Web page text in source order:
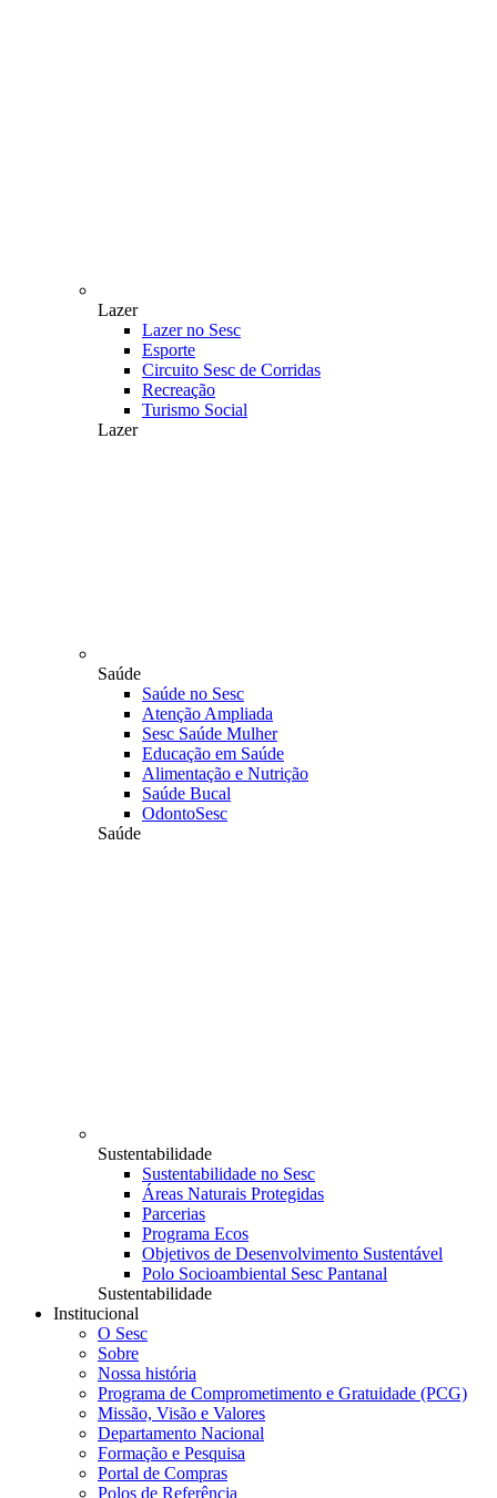
Lazer
Lazer no Sesc
Esporte
Circuito Sesc de Corridas
Recreação
Turismo Social
Lazer
Saúde
Saúde no Sesc
Atenção Ampliada
Sesc Saúde Mulher
Educação em Saúde
Alimentação e Nutrição
Saúde Bucal
OdontoSesc
Saúde
Sustentabilidade
Sustentabilidade no Sesc
Áreas Naturais Protegidas
Parcerias
Programa Ecos
Objetivos de Desenvolvimento Sustentável
Polo Socioambiental Sesc Pantanal
Sustentabilidade
Institucional
O Sesc
Sobre
Nossa história
Programa de Comprometimento e Gratuidade (PCG)
Missão, Visão e Valores
Departamento Nacional
Formação e Pesquisa
Portal de Compras
Polos de Referência